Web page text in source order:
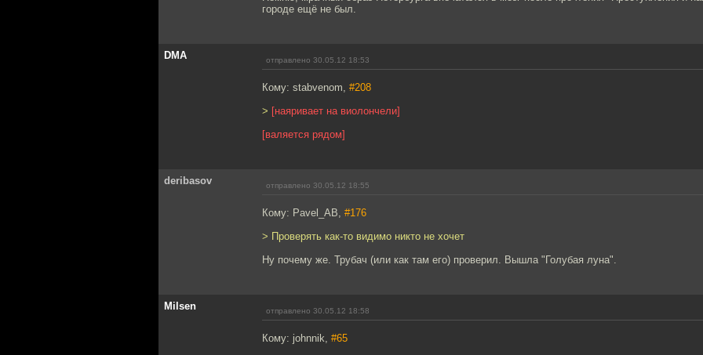
городе ещё не был.
DMA отправлено 30.05.12 18:53
Кому: stabvenom, #208
> [наяривает на виолончели]
[валяется рядом]
deribasov отправлено 30.05.12 18:55
Кому: Pavel_AB, #176
> Проверять как-то видимо никто не хочет
Ну почему же. Трубач (или как там его) проверил. Вышла "Голубая луна".
Milsen отправлено 30.05.12 18:58
Кому: johnnik, #65